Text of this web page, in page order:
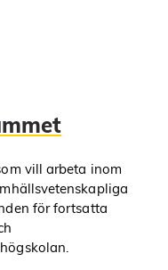
vill arbeta inom
för fortsatta